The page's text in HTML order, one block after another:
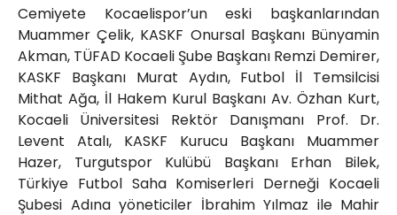
Cemiyete Kocaelispor’un eski başkanlarından
Muammer Çelik, KASKF Onursal Başkanı Bünyamin
Akman, TÜFAD Kocaeli Şube Başkanı Remzi Demirer,
KASKF Başkanı Murat Aydın, Futbol İl Temsilcisi
Mithat Ağa, İl Hakem Kurul Başkanı Av. Özhan Kurt,
Kocaeli Üniversitesi Rektör Danışmanı Prof. Dr.
Levent Atalı, KASKF Kurucu Başkanı Muammer
Hazer, Turgutspor Kulübü Başkanı Erhan Bilek,
Türkiye Futbol Saha Komiserleri Derneği Kocaeli
Şubesi Adına yöneticiler İbrahim Yılmaz ile Mahir